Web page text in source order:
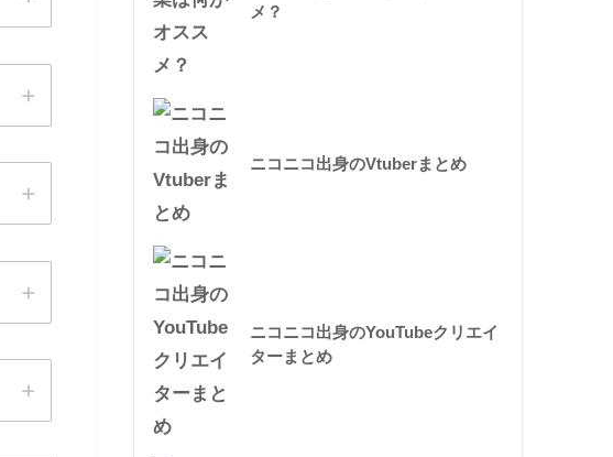
メ？
ニコニコ出身のVtuberまとめ
ニコニコ出身のYouTubeクリエイ
ターまとめ